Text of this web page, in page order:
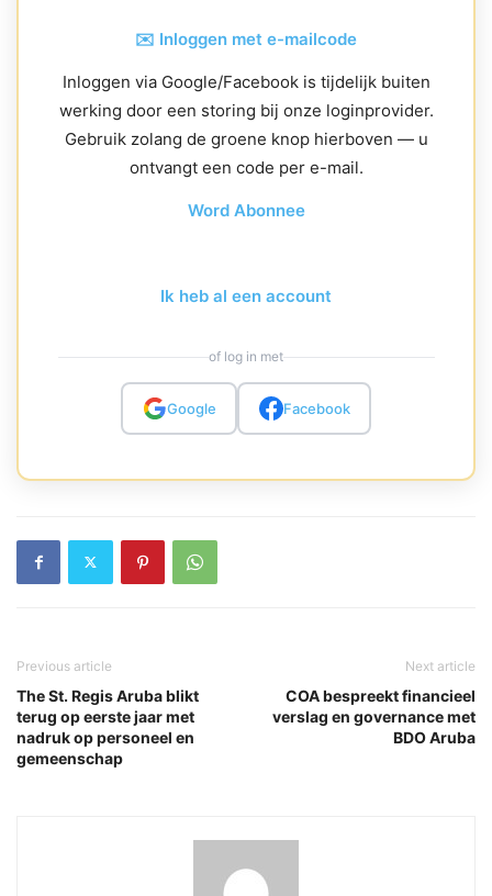
✉️ Inloggen met e-mailcode
Inloggen via Google/Facebook is tijdelijk buiten
werking door een storing bij onze loginprovider.
Gebruik zolang de groene knop hierboven — u
ontvangt een code per e-mail.
Word Abonnee
Ik heb al een account
of log in met
Google Facebook
Previous article
The St. Regis Aruba blikt
terug op eerste jaar met
nadruk op personeel en
gemeenschap
Next article
COA bespreekt financieel
verslag en governance met
BDO Aruba